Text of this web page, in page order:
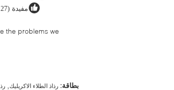
مفيدة (127)
the problems we
بطاقة: رذاذ الطلاء الاكريليك